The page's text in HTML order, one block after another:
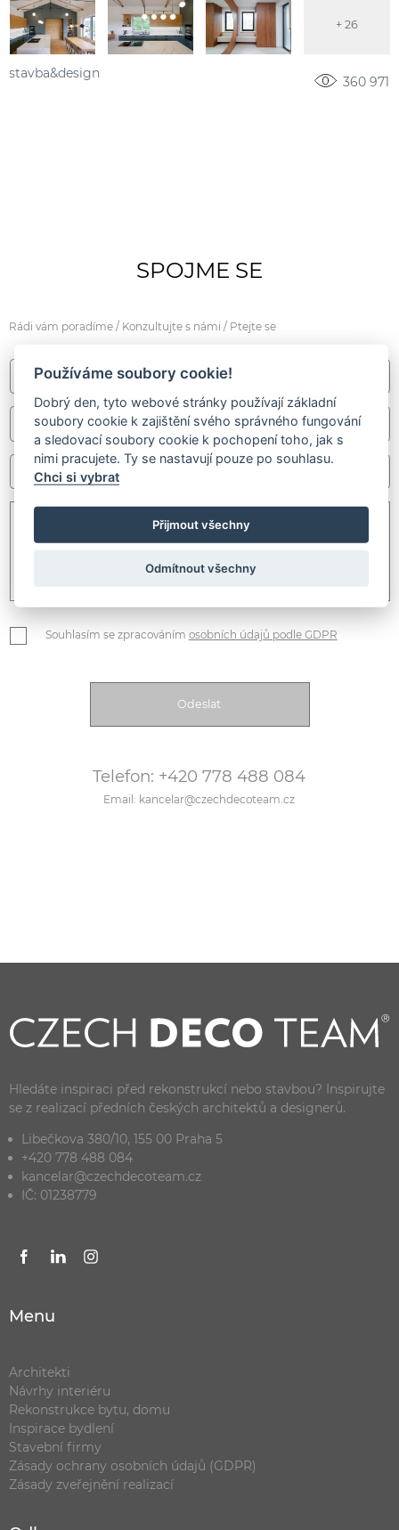
+ 26
stavba&design
360 971
SPOJME SE
Rádi vám poradíme / Konzultujte s námi / Ptejte se
Souhlasím se zpracováním osobních údajů podle GDPR
Telefon: +420 778 488 084
Email: kancelar@czechdecoteam.cz
Hledáte inspiraci před rekonstrukcí nebo stavbou? Inspirujte
se z realizací předních českých architektů a designerů.
Libečkova 380/10, 155 00 Praha 5
+420 778 488 084
kancelar@czechdecoteam.cz
IČ: 01238779
Menu
Architekti
Návrhy interiéru
Rekonstrukce bytu, domu
Inspirace bydlení
Stavební firmy
Zásady ochrany osobních údajů (GDPR)
Zásady zveřejnění realizací
Používáme soubory cookie!
Dobrý den, tyto webové stránky používají základní
soubory cookie k zajištění svého správného fungování
a sledovací soubory cookie k pochopení toho, jak s
nimi pracujete. Ty se nastavují pouze po souhlasu.
Chci si vybrat
Přijmout všechny
Odmítnout všechny